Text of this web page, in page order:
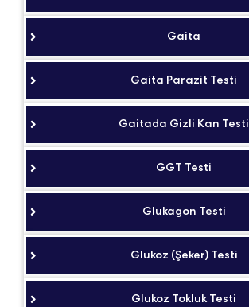
Gaita
Gaita Parazit Testi
Gaitada Gizli Kan Testi
GGT Testi
Glukagon Testi
Glukoz (Şeker) Testi
Glukoz Tokluk Testi